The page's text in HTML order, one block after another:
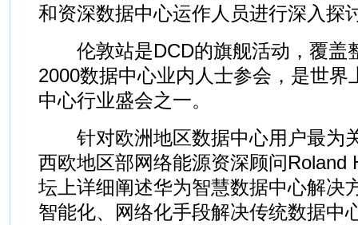
和资深数据中心运作人员进行深入探
伦敦站是DCD的旗舰活动，覆盖
2000数据中心业内人士参会，是世界
中心行业盛会之一。
针对欧洲地区数据中心用户最为
西欧地区部网络能源资深顾问Roland
坛上详细阐述华为智慧数据中心解决
智能化、网络化手段解决传统数据中